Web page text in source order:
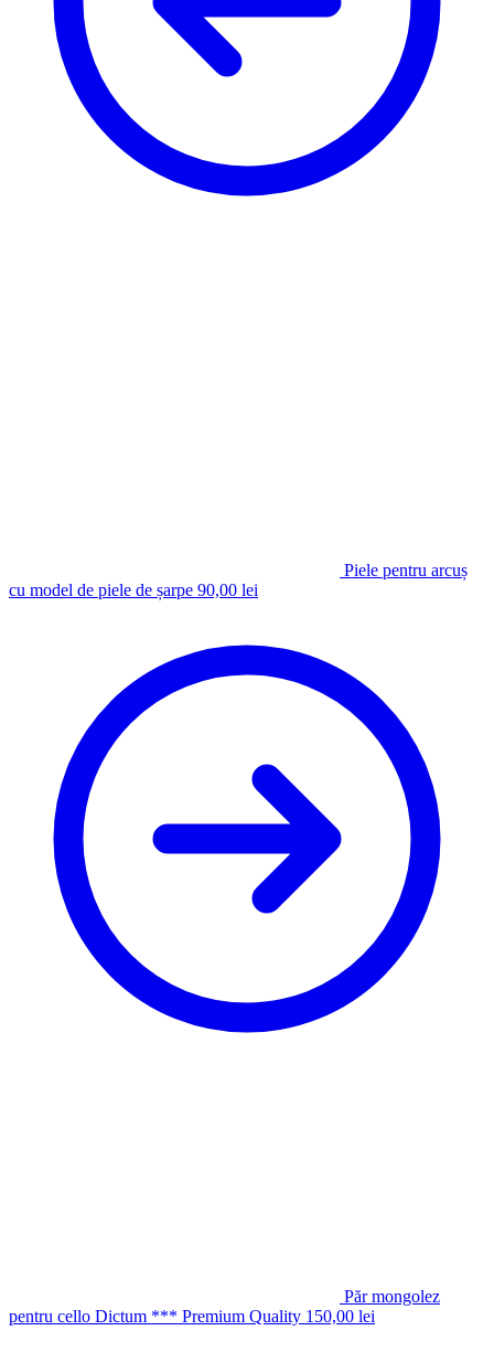
Piele pentru arcuș
cu model de piele de șarpe 90,00 lei
Păr mongolez
pentru cello Dictum *** Premium Quality 150,00 lei